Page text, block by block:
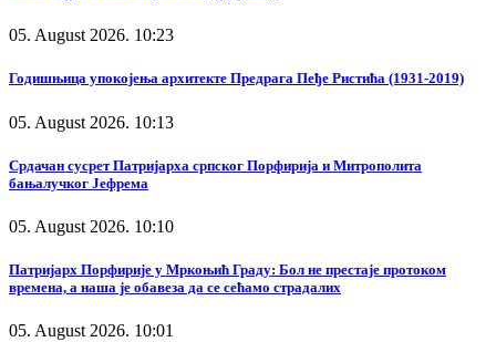
05. August 2026. 10:23
Годишњица упокојења архитекте Предрага Пеђе Ристића (1931-2019)
05. August 2026. 10:13
Срдачан сусрет Патријарха српског Порфирија и Митрополита
бањалучког Јефрема
05. August 2026. 10:10
Патријарх Порфирије у Мркоњић Граду: Бол не престаје протоком
времена, а наша је обавеза да се сећамо страдалих
05. August 2026. 10:01